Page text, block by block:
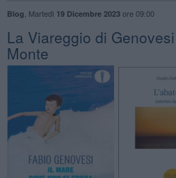
Blog Martedì 19 Dicembre 2023ore 09:00
La Viareggio di
Monte